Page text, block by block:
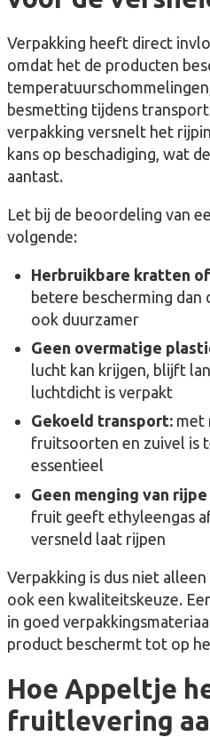
Verpakking heeft direct
omdat het de producten
besmetting tijdens
verpakking versnelt het
kans op beschadiging, wat
aantast.
Let bij de beoordeling van
volgende:
Herbruikbare kratten
betere bescherming dan
ook duurzamer
Geen overmatige
lucht kan krijgen, blijft
luchtdicht is verpakt
Gekoeld transport: met
fruitsoorten en zuivel is
essentieel
Geen menging van
fruit geeft ethyleengas
versneld laat rijpen
Verpakking is dus niet
ook een kwaliteitskeuze.
in goed
product beschermt tot op
Hoe Appeltje
fruitlevering